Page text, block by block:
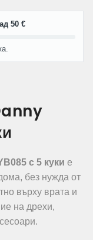
50 €
с 5 куки е
без нужда от
върху врата и
на дрехи,